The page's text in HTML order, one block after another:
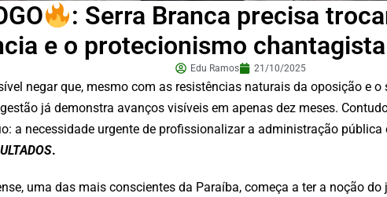
: Serra Branca precisa
e o protecionismo
Edu Ramos 21/10/2025
negar que, mesmo com as resistências naturais da oposição e
já demonstra avanços visíveis em apenas dez meses.
a necessidade urgente de profissionalizar a administração
.
uma das mais conscientes da Paraíba, começa a ter a noção